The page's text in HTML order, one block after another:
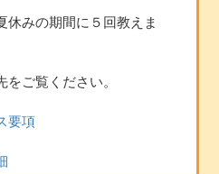
休みの期間に５回教えま
ご覧ください。
要項